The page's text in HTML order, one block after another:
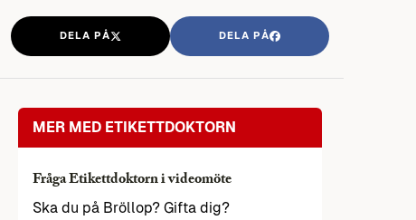
DELA PÅ DELA PÅ
MER MED ETIKETTDOKTORN
Fråga Etikettdoktorn i videomöte
Ska du på Bröllop? Gifta dig?